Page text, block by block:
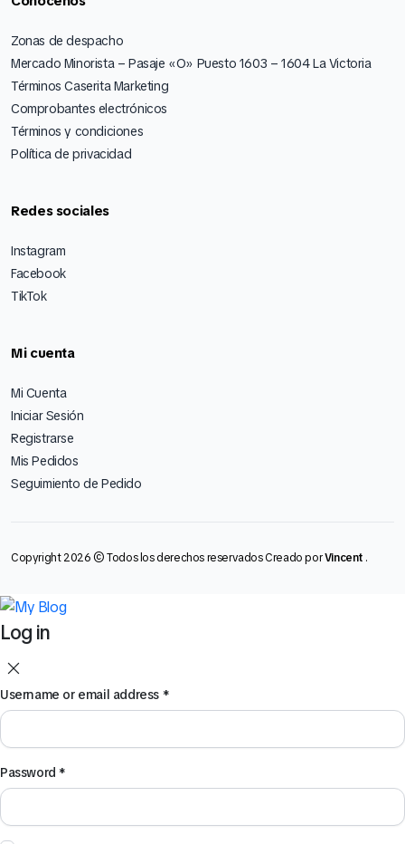
Zonas de despacho
Mercado Minorista – Pasaje «O» Puesto 1603 – 1604 La Victoria
Términos Caserita Marketing
Comprobantes electrónicos
Términos y condiciones
Política de privacidad
Redes sociales
Instagram
Facebook
TikTok
Mi cuenta
Mi Cuenta
Iniciar Sesión
Registrarse
Mis Pedidos
Seguimiento de Pedido
Copyright 2026 © Todos los derechos reservados Creado porVincent .
Log in
Username or email address *
Password *